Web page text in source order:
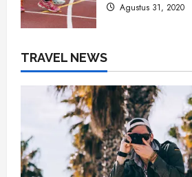
Agustus 31, 2020
TRAVEL NEWS